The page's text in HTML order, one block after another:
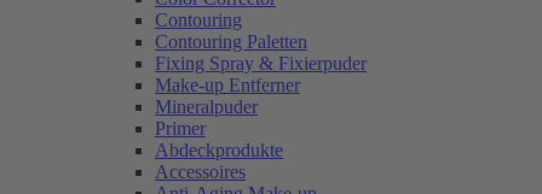
Contouring
Contouring Paletten
Fixing Spray & Fixierpuder
Make-up Entferner
Mineralpuder
Primer
Abdeckprodukte
Accessoires